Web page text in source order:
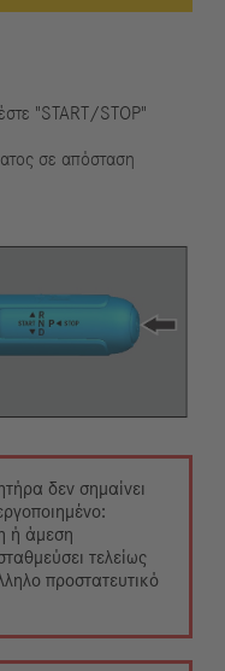
"START/STOP"
σε απόσταση
δεν σημαίνει
ή άμεση
τελείως
προστατευτικό